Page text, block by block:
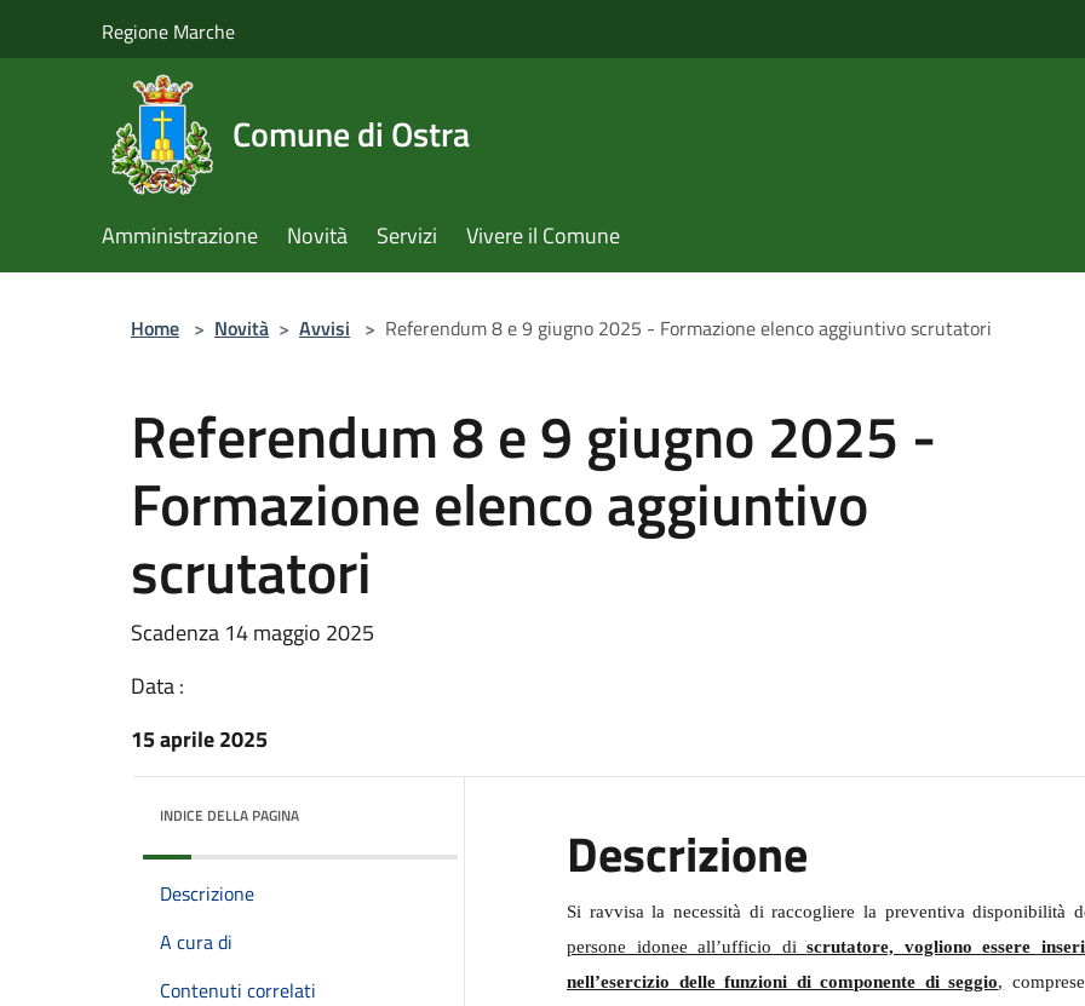
Regione Marche
Comune di Ostra
Amministrazione Novità Servizi Vivere il Comune
Home > Novità > Avvisi > Referendum 8 e 9 giugno 2025 - Formazione elenco aggiuntivo scrutatori
Referendum 8 e 9 giugno 2025 -
Formazione elenco aggiuntivo
scrutatori
Scadenza 14 maggio 2025
Data :
15 aprile 2025
INDICE DELLA PAGINA
Descrizione
A cura di
Contenuti correlati
Descrizione
Si ravvisa la necessità di raccogliere la preventiva disponibilità
persone idonee all’ufficio discrutatore, vogliono essere
nell’esercizio delle funzioni di componente di seggio,